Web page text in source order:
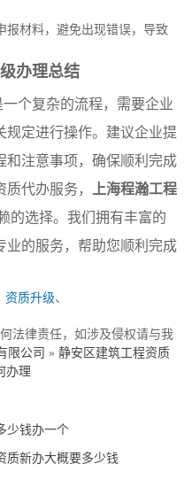
报材料，避免出现错误，导致
办理总结
个复杂的流程，需要企业
规定进行操作。建议企业提
和注意事项，确保顺利完成
代办服务，
上海程瀚工程
的选择。我们拥有丰富的
业的服务，帮助您顺利完成
资质升级、
法律责任，如涉及侵权请与我
限公司 » 静安区建筑工程资质
办理
少钱办一个
质新办大概要多少钱